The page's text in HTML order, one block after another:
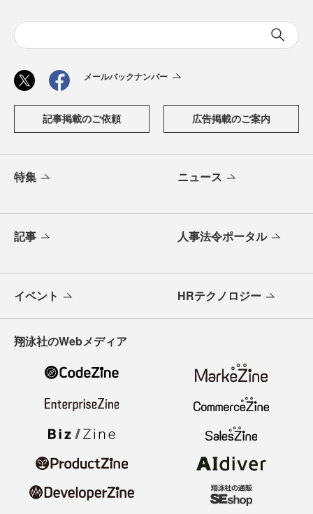
メールバックナンバー
記事掲載のご依頼 広告掲載のご案内
特集 ニュース
記事 人事法令ポータル
イベント HRテクノロジー
翔泳社のWebメディア